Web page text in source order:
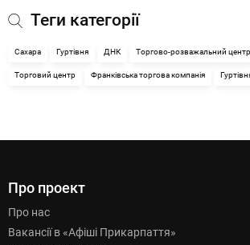
Теги категорії
Сахара Гуртівня ДНК Торгово-розважальний центр
Торговий центр Франківська торгова компанія
Про проект
Про нас
Вакансії в «Афіші Прикарпаття»